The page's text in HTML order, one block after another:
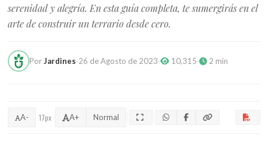
serenidad y alegría. En esta guía completa, te sumergirás en el
arte de construir un terrario desde cero.
PorJardines·26 de Agosto de 2023· 10,315· 2 min
A- 17px A+ Normal